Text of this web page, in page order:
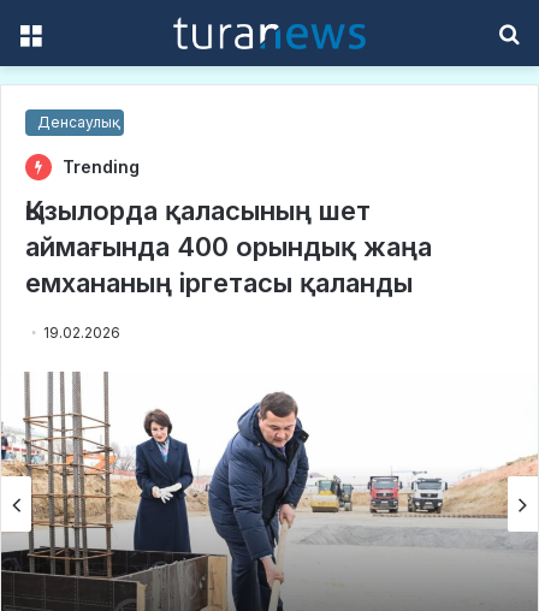
Денсаулық
Trending
Қызылорда қаласының шет
аймағында 400 орындық жаңа
емхананың іргетасы қаланды
19.02.2026